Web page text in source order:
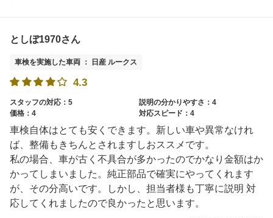
としぼ1970さん
車検を実施した車両 ： 日産 ルークス
4.3
スタッフの対応：5
説明の分かりやすさ：4
価格：4
対応スピード：4
車検自体はとても安くできます。新しい車や異常なけれ
ば、整備もきちんとされますしおススメです。
私の場合、車が古く不具合が多かったのでかなり金額はか
かってしまいました。純正部品で確実にやってくれます
が、その分高いです。しかし、担当者様も丁寧に説明 対
応してくれましたので良かったと思います。